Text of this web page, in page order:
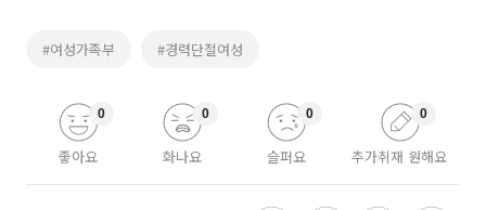
#여성가족부 #경력단절여성
좋아요
0
화나요
0
슬퍼요
0
추가취재 원해요
0